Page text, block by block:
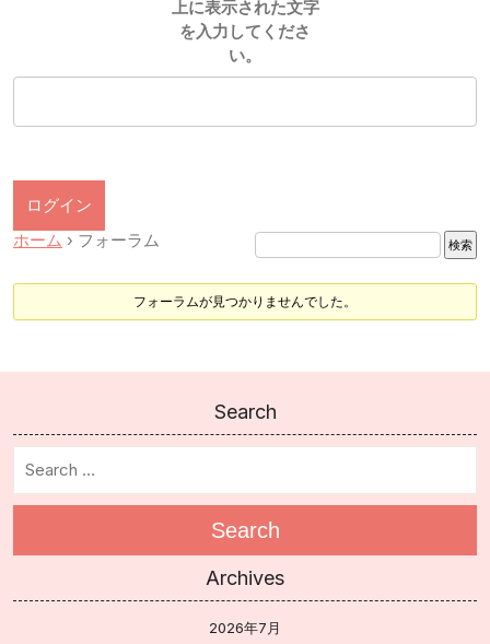
上に表示された文字
を入力してくださ
い。
ログイン
ホーム › フォーラム
フォーラムが見つかりませんでした。
Search
Search
Archives
2026年7月